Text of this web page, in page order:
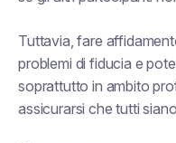
Tuttavia, fare
problemi di fiducia e
soprattutto in ambito
assicurarsi che tutti